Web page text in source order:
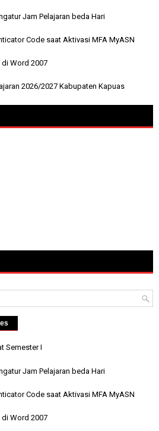
Jam Pelajaran beda Hari
Code saat Aktivasi MFA MyASN
Word 2007
2026/2027 Kabupaten Kapuas
Semester I
Jam Pelajaran beda Hari
Code saat Aktivasi MFA MyASN
Word 2007